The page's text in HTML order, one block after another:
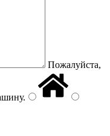
Пожалуйста,
.